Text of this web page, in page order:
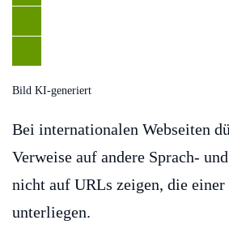
Bild KI-generiert
Bei internationalen Webseiten
Verweise auf andere Sprach-
nicht auf URLs zeigen, die
unterliegen.